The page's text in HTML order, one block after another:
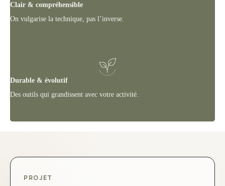
Clair & compréhensible
On vulgarise la technique, pas l’inverse.
Durable & évolutif
Des outils qui grandissent avec votre activité.
PROJET